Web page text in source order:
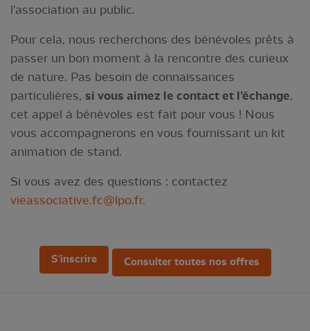
l'association au public.
Pour cela, nous recherchons des bénévoles prêts à
passer un bon moment à la rencontre des curieux
de nature. Pas besoin de connaissances
particulières, si vous aimez le contact et l’échange,
cet appel à bénévoles est fait pour vous ! Nous
vous accompagnerons en vous fournissant un kit
animation de stand.
Si vous avez des questions : contactez
vieassociative.fc@lpo.fr.
S'inscrire Consulter toutes nos offres